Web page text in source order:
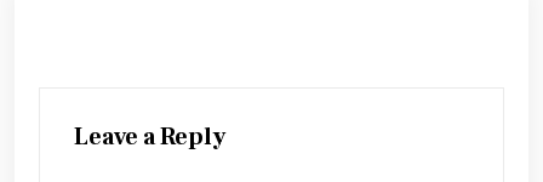
Leave a Reply